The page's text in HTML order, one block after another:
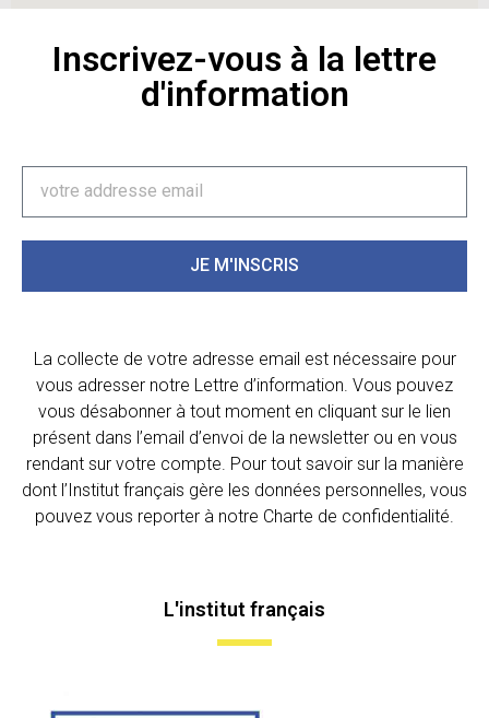
Inscrivez-vous à la lettre
d'information
JE M'INSCRIS
La collecte de votre adresse email est nécessaire pour
vous adresser notre Lettre d’information. Vous pouvez
vous désabonner à tout moment en cliquant sur le lien
présent dans l’email d’envoi de la newsletter ou en vous
rendant sur votre compte. Pour tout savoir sur la manière
dont l’Institut français gère les données personnelles, vous
pouvez vous reporter à notre Charte de confidentialité.
L'institut français